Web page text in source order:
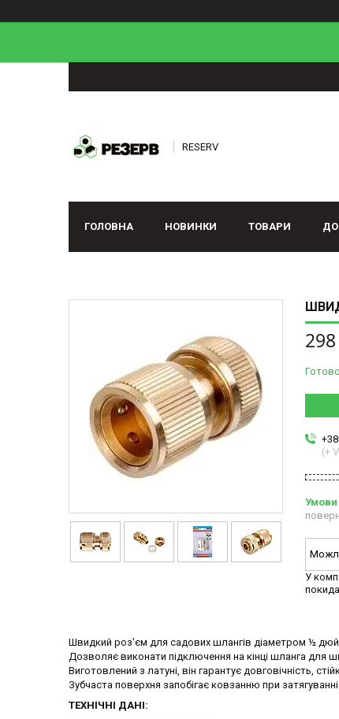
RESERV
ГОЛОВНА НОВИНКИ ТОВАРИ
(+
У
Швидкий роз’єм для садових шлангів діаметром ½
Дозволяє виконати підключення на кінці шланга для
Виготовлений з латуні, він гарантує довговічність,
Зубчаста поверхня запобігає ковзанню при
ТЕХНІЧНІ ДАНІ: